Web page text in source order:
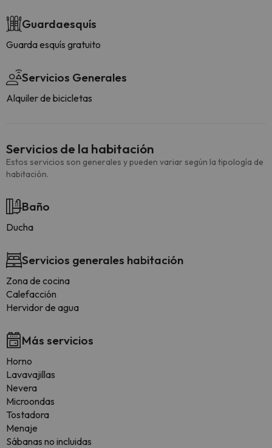
Guardaesquís
Guarda esquís gratuito
Servicios Generales
Alquiler de bicicletas
Servicios de la habitación
Estos servicios son generales y pueden variar según la tipología de
habitación.
Baño
Ducha
Servicios generales habitación
Zona de cocina
Calefacción
Hervidor de agua
Más servicios
Horno
Lavavajillas
Nevera
Microondas
Tostadora
Menaje
Sábanas no incluidas